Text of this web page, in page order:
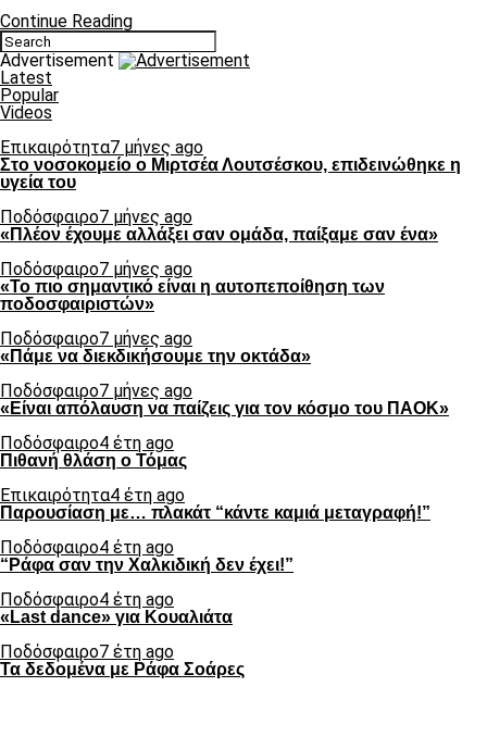
Continue Reading
Advertisement
Latest
Popular
Videos
Επικαιρότητα7 μήνες ago
Στο νοσοκομείο ο Μιρτσέα Λουτσέσκου, επιδεινώθηκε η
υγεία του
Ποδόσφαιρο7 μήνες ago
«Πλέον έχουμε αλλάξει σαν ομάδα, παίξαμε σαν ένα»
Ποδόσφαιρο7 μήνες ago
«Το πιο σημαντικό είναι η αυτοπεποίθηση των
ποδοσφαιριστών»
Ποδόσφαιρο7 μήνες ago
«Πάμε να διεκδικήσουμε την οκτάδα»
Ποδόσφαιρο7 μήνες ago
«Είναι απόλαυση να παίζεις για τον κόσμο του ΠΑΟΚ»
Ποδόσφαιρο4 έτη ago
Πιθανή θλάση ο Τόμας
Επικαιρότητα4 έτη ago
Παρουσίαση με… πλακάτ “κάντε καμιά μεταγραφή!”
Ποδόσφαιρο4 έτη ago
“Ράφα σαν την Χαλκιδική δεν έχει!”
Ποδόσφαιρο4 έτη ago
«Last dance» για Κουαλιάτα
Ποδόσφαιρο7 έτη ago
Τα δεδομένα με Ράφα Σοάρες